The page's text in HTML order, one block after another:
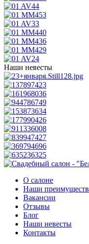
Наши невесты
О салоне
Наши
Вакансии
Отзывы
Блог
Наши невесты
Контакты